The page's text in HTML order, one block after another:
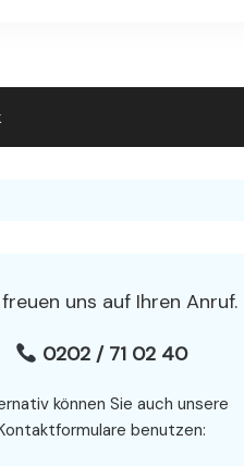
uns auf Ihren Anruf.
0202 / 71 02 40
können Sie auch unsere
benutzen: